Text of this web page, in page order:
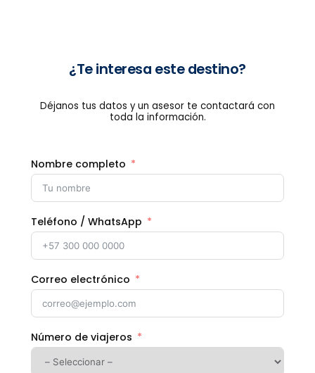
¿Te interesa este destino?
Déjanos tus datos y un asesor te contactará con
toda la información.
Nombre completo
Teléfono / WhatsApp
Correo electrónico
Número de viajeros